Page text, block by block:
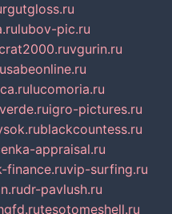
lubov-pic.ru
vgurin.ru
sabeonline.ru
lucomoria.ru
igro-pictures.ru
blackcountess.ru
appraisal.ru
finance.ruvip-surfing.ru
dr-pavlush.ru
tesotomeshell.ru